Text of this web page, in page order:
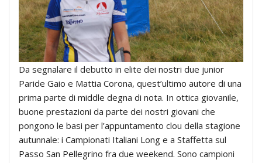
Da segnalare il debutto in elite dei nostri due junior
Paride Gaio e Mattia Corona, quest’ultimo autore di una
prima parte di middle degna di nota. In ottica giovanile,
buone prestazioni da parte dei nostri giovani che
pongono le basi per l’appuntamento clou della stagione
autunnale: i Campionati Italiani Long e a Staffetta sul
Passo San Pellegrino fra due weekend. Sono campioni